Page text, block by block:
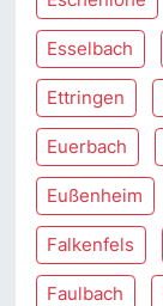
Esselbach
Ettringen
Euerbach
Eußenheim
Falkenfels
Faulbach